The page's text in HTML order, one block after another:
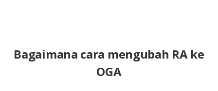
Bagaimana cara mengubah RA ke
OGA